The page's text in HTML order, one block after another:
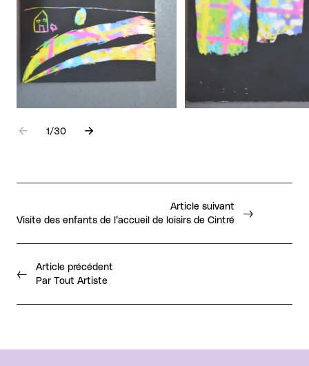
Aller à l'élément précédent
1 sur
/30
Article précédent
Par Tout Artiste
Article suivant
Visite des enfants de l’accueil de loisirs de Cintré